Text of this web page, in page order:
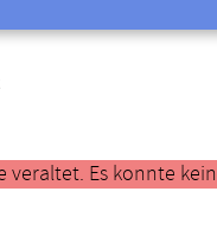
Es konnte